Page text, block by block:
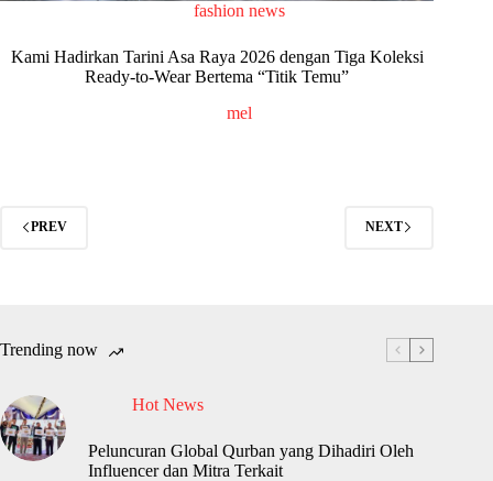
fashion news
Kami Hadirkan Tarini Asa Raya 2026 dengan Tiga Koleksi
Ready-to-Wear Bertema “Titik Temu”
mel
PREV NEXT
Trending now
Hot News
Peluncuran Global Qurban yang Dihadiri Oleh
Influencer dan Mitra Terkait